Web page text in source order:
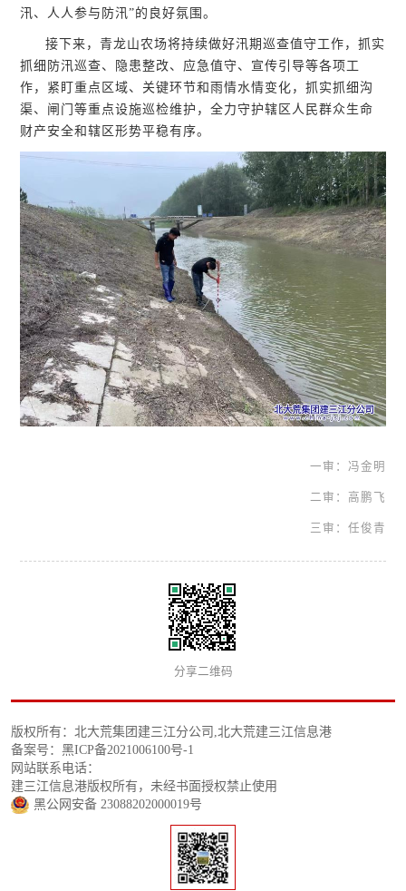
汛、人人参与防汛”的良好氛围。
接下来，青龙山农场将持续做好汛期巡查值守工作，抓实
抓细防汛巡查、隐患整改、应急值守、宣传引导等各项工
作，紧盯重点区域、关键环节和雨情水情变化，抓实抓细沟
渠、闸门等重点设施巡检维护，全力守护辖区人民群众生命
财产安全和辖区形势平稳有序。
一审：冯金明
二审：高鹏飞
三审：任俊青
分享二维码
版权所有：北大荒集团建三江分公司,北大荒建三江信息港
备案号：黑ICP备2021006100号-1
网站联系电话：
建三江信息港版权所有，未经书面授权禁止使用
黑公网安备 23088202000019号